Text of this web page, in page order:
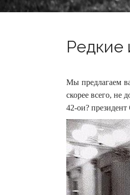
Редкие
Мы предлагаем
скорее всего, не
42-ои?